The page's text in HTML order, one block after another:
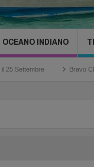
OCEANO INDIANO
Bravo Club Viva